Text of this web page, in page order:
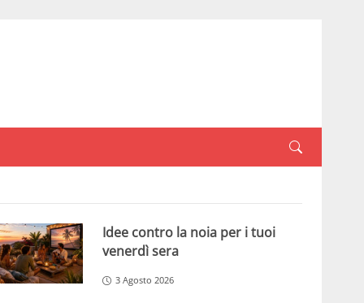
Idee contro la noia per i tuoi
venerdì sera
3 Agosto 2026